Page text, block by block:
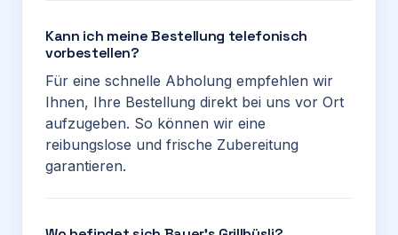
Kann ich meine Bestellung telefonisch
vorbestellen?
Für eine schnelle Abholung empfehlen wir
Ihnen, Ihre Bestellung direkt bei uns vor Ort
aufzugeben. So können wir eine
reibungslose und frische Zubereitung
garantieren.